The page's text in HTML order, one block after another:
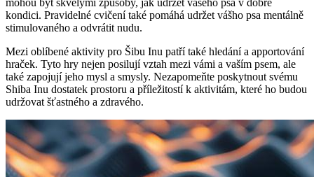
kondici. Pravidelné cvičení také pomáhá udržet vášho psa mentálně
stimulovaného a odvrátit nudu.
Mezi oblíbené aktivity pro Šibu Inu patří také hledání a apportování
hraček. Tyto hry nejen posilují vztah mezi vámi a vaším psem, ale
také zapojují jeho mysl a smysly. Nezapomeňte poskytnout svému
Shiba Inu dostatek prostoru a příležitostí k aktivitám, které ho budou
udržovat šťastného a zdravého.